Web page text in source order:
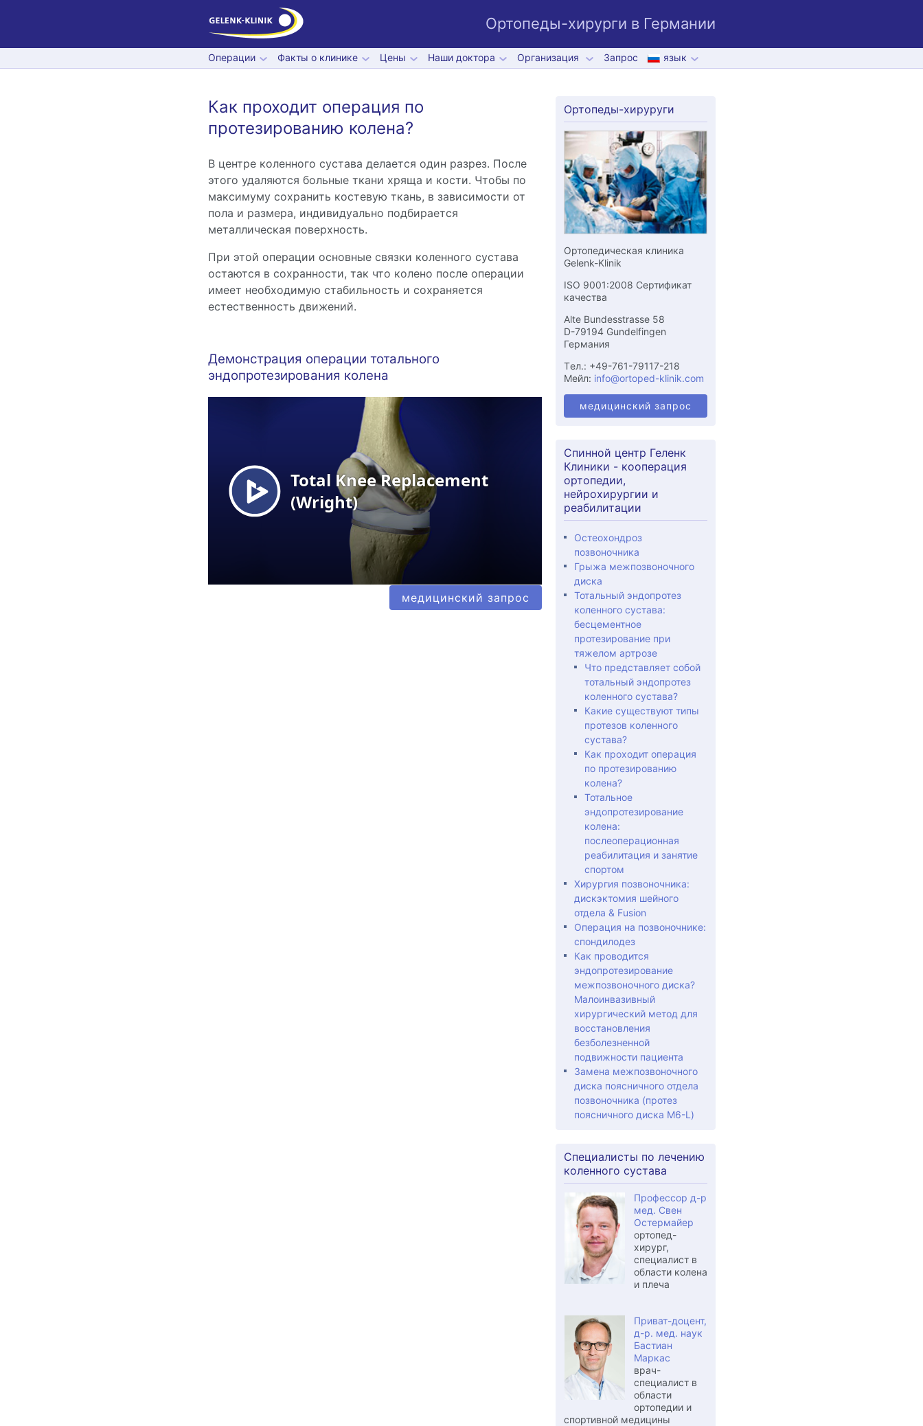
Ортопеды-хирурги в Германии
Операции Факты о клинике Цены Наши доктора Организация Запрос язык
Как проходит операция по
протезированию колена?
В центре коленного сустава делается один разрез. После
этого удаляются больные ткани хряща и кости. Чтобы по
максимуму сохранить костевую ткань, в зависимости от
пола и размера, индивидуально подбирается
металлическая поверхность.
При этой операции основные связки коленного сустава
остаются в сохранности, так что колено после операции
имеет необходимую стабильность и сохраняется
естественность движений.
Демонстрация операции тотального
эндопротезирования колена
медицинский запрос
Ортопеды-хируруги
Ортопедическая клиника
Gelenk-Klinik
ISO 9001:2008 Сертификат
качества
Alte Bundesstrasse 58
D-79194 Gundelfingen
Германия
Tел.: +49-761-79117-218
Мейл: info@ortoped-klinik.com
медицинский запрос
Спинной центр Геленк
Клиники - кооперация
ортопедии,
нейрохирургии и
реабилитации
Остеохондроз
позвоночника
Грыжа межпозвоночного
диска
Тотальный эндопротез
коленного сустава:
бесцементное
протезирование при
тяжелом артрозе
Что представляет собой
тотальный эндопротез
коленного сустава?
Какие существуют типы
протезов коленного
сустава?
Как проходит операция
по протезированию
колена?
Тотальное
эндопротезирование
колена:
послеоперационная
реабилитация и занятие
спортом
Хирургия позвоночника:
дискэктомия шейного
отдела & Fusion
Операция на позвоночнике:
спондилодез
Как проводится
эндопротезирование
межпозвоночного диска?
Малоинвазивный
хирургический метод для
восстановления
безболезненной
подвижности пациента
Замена межпозвоночного
диска поясничного отдела
позвоночника (протез
поясничного диска M6-L)
Специалисты по лечению
коленного сустава
Профессор д-р
мед. Свен
Остермайер
ортопед-
хирург,
специалист в
области колена
и плеча
Приват-доцент,
д-р. мед. наук
Бастиан
Маркас
врач-
специалист в
области
ортопедии и
спортивной медицины